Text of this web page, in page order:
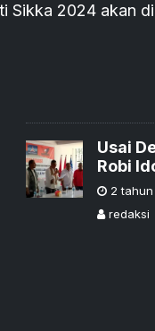
Sikka 2024 akan
Usai
Robi
2
redaksi